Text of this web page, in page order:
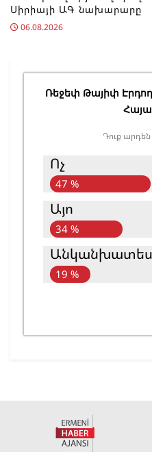
Սիրիայի ԱԳ նախարարը
06.08.2026
Ռեջեփ Թայիփ
Դուք արդեն
Ոչ
47 %
Այո
34 %
19 %